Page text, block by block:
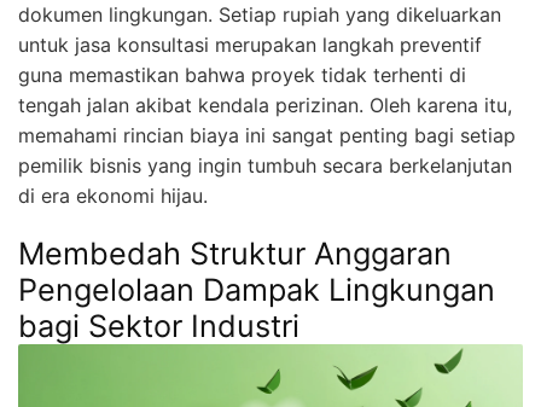
dokumen lingkungan. Setiap rupiah yang dikeluarkan
untuk jasa konsultasi merupakan langkah preventif
guna memastikan bahwa proyek tidak terhenti di
tengah jalan akibat kendala perizinan. Oleh karena itu,
memahami rincian biaya ini sangat penting bagi setiap
pemilik bisnis yang ingin tumbuh secara berkelanjutan
di era ekonomi hijau.
Membedah Struktur Anggaran
Pengelolaan Dampak Lingkungan
bagi Sektor Industri